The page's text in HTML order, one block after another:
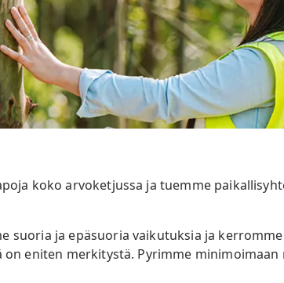
koko arvoketjussa ja tuemme
suoria ja epäsuoria vaikutuksia ja
eniten merkitystä. Pyrimme